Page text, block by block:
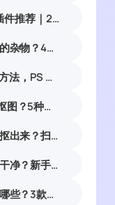
国内能用的 PS AI 插件推荐｜2026 4款AI插件最新实测
PS怎么去除图片上的杂物？4种无痕去除画面多余物体实操教程
PS去白底 5 种实用方法，PS 如何快速把图片白底转为透明
复杂图片怎么快速抠图？5种方法PS轻松搞定！
PS怎么把印章单独抠出来？扫描件公章透明底抠图完整指南
PS怎么抠图又快又干净？新手通用抠图方案详解
PS常用抠图工具有哪些？3款常用抠图工具详解